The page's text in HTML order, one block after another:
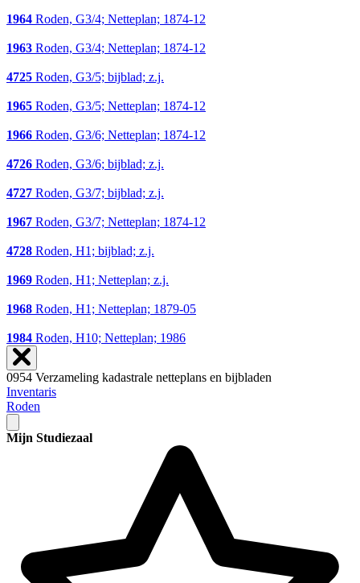
1964 Roden, G3/4; Netteplan; 1874-12
1963 Roden, G3/4; Netteplan; 1874-12
4725 Roden, G3/5; bijblad; z.j.
1965 Roden, G3/5; Netteplan; 1874-12
1966 Roden, G3/6; Netteplan; 1874-12
4726 Roden, G3/6; bijblad; z.j.
4727 Roden, G3/7; bijblad; z.j.
1967 Roden, G3/7; Netteplan; 1874-12
4728 Roden, H1; bijblad; z.j.
1969 Roden, H1; Netteplan; z.j.
1968 Roden, H1; Netteplan; 1879-05
1984 Roden, H10; Netteplan; 1986
0954 Verzameling kadastrale netteplans en bijbladen
Inventaris
Roden
Mijn Studiezaal